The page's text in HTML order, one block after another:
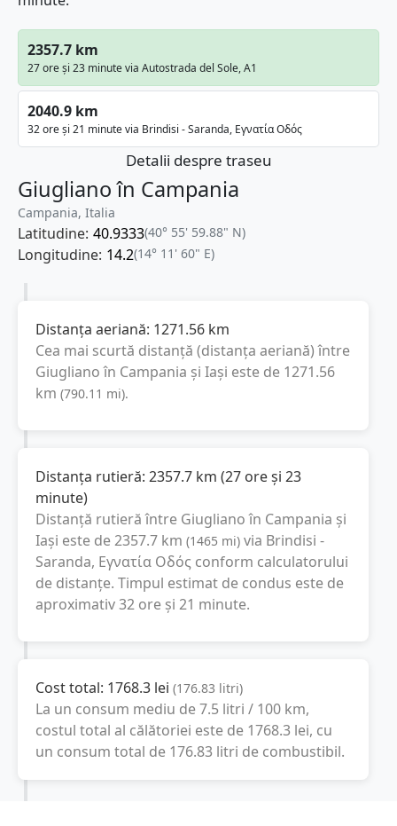
2357.7 km
27 ore și 23 minute via Autostrada del Sole, A1
2040.9 km
32 ore și 21 minute via Brindisi - Saranda, Εγνατία Οδός
Detalii despre traseu
Giugliano în Campania
Campania, Italia
Latitudine: 40.9333(40° 55' 59.88" N)
Longitudine: 14.2(14° 11' 60" E)
Distanța aeriană: 1271.56 km
Cea mai scurtă distanță (distanța aeriană) între
Giugliano în Campania și Iași este de 1271.56
km (790.11 mi).
Distanța rutieră: 2357.7 km (27 ore și 23
minute)
Distanță rutieră între Giugliano în Campania și
Iași este de2357.7 km (1465 mi) via Brindisi -
Saranda, Εγνατία Οδός conform calculatorului
de distanțe. Timpul estimat de condus este de
aproximativ32 ore și 21 minute.
Cost total: 1768.3 lei (176.83 litri)
La un consum mediu de7.5 litri / 100 km,
costul total al călătoriei este de 1768.3 lei, cu
un consum total de 176.83 litri de combustibil.